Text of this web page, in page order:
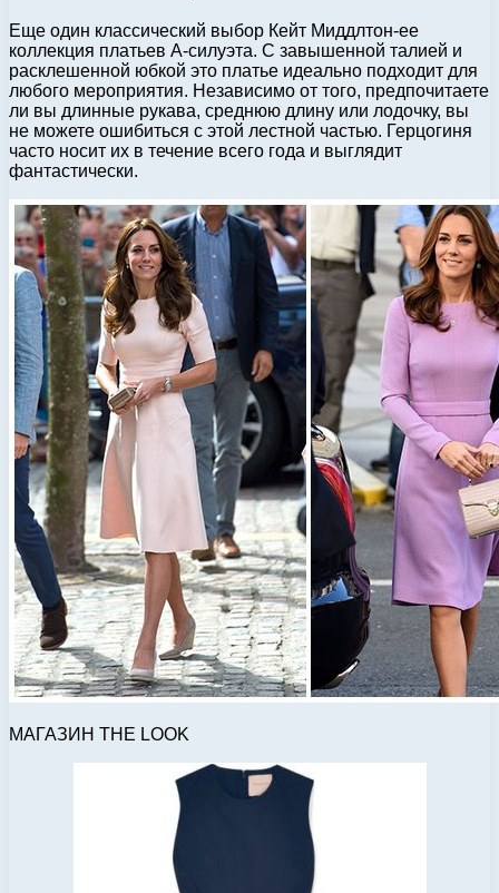
Еще один классический выбор Кейт Миддлтон-ее
коллекция платьев А-силуэта. С завышенной талией и
расклешенной юбкой это платье идеально подходит для
любого мероприятия. Независимо от того, предпочитаете
ли вы длинные рукава, среднюю длину или лодочку, вы
не можете ошибиться с этой лестной частью. Герцогиня
часто носит их в течение всего года и выглядит
фантастически.
МАГАЗИН THE LOOK